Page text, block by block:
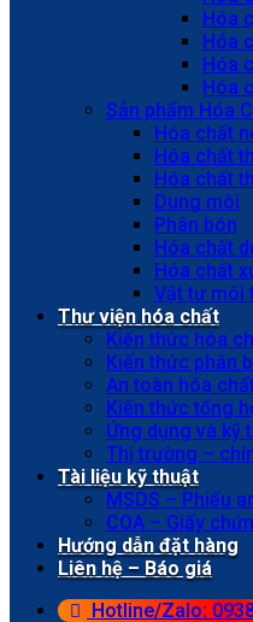
Hóa
Hóa
Hóa
Hóa
Sản phẩm Hóa
Hóa chất
Hóa chất
Hóa chất
Dung môi
Phân bón
Hóa chất
Hóa chất
Vật tư môi
Thư viện hóa chất
Kiến thức hóa
Kiến thức phân
An toàn hóa
Kiến thức tổng
Ứng dụng và kỹ
Thị trường –
Tài liệu kỹ thuật
MSDS – Phiếu
COA – Giấy
Hướng dẫn đặt hàng
Liên hệ – Báo giá
Hotline/Zalo: